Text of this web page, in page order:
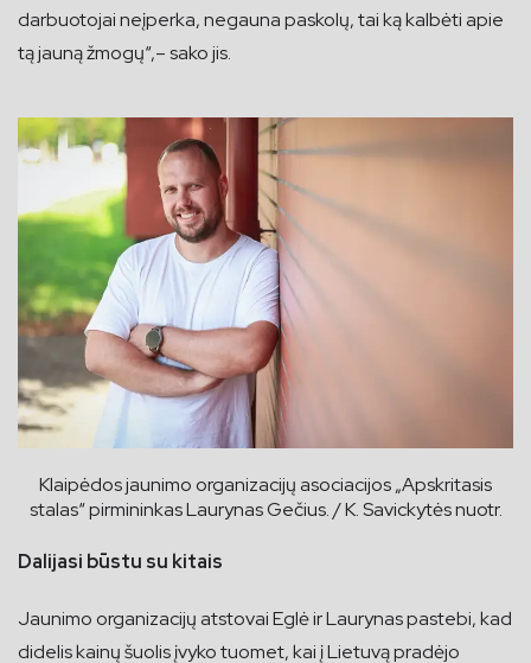
darbuotojai neįperka, negauna paskolų, tai ką kalbėti apie
tą jauną žmogų“,– sako jis.
Klaipėdos jaunimo organizacijų asociacijos „Apskritasis
stalas“ pirmininkas Laurynas Gečius. / K. Savickytės nuotr.
Dalijasi būstu su kitais
Jaunimo organizacijų atstovai Eglė ir Laurynas pastebi, kad
didelis kainų šuolis įvyko tuomet, kai į Lietuvą pradėjo